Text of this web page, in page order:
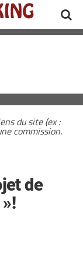
du site (ex :
commission.
de